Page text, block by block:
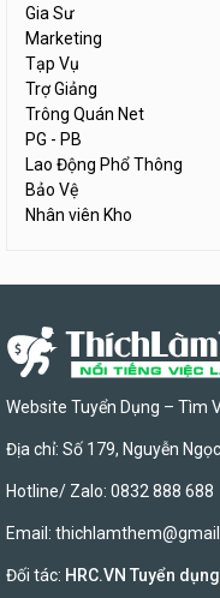
Gia Sư
Marketing
Tạp Vụ
Trợ Giảng
Trông Quán Net
PG - PB
Lao Động Phổ Thông
Bảo Vệ
Nhân viên Kho
Website Tuyển Dụng – Tìm
Địa chỉ: Số 179, Nguyễn
Hotline/ Zalo: 0832 888 688
Email:
Đối tác: HRC.VN Tuyển